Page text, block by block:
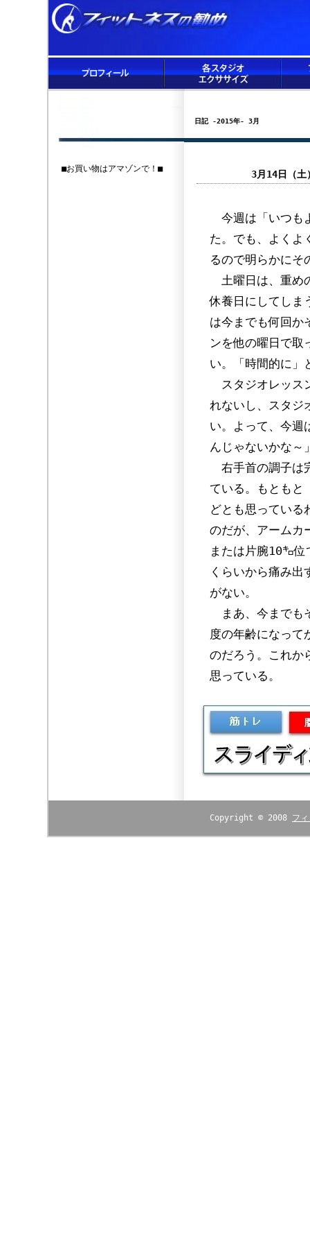
■お買い物はアマゾンで！■
日記 -2015年- 3月
3月14日（
今週は「いつも
た。でも、よくよ
るので明らかにそ
土曜日は、重め
休養日にしてしま
は今までも何回か
ンを他の曜日で取
い。「時間的に」
スタジオレッス
れないし、スタジ
い。よって、今週
んじゃないかな～
右手首の調子は
ている。もともと
どとも思っている
のだが、アームカ
または片腕10㌔
くらいから痛み
がない。
まあ、今までも
度の年齢になって
のだろう。これか
思っている。
Copyright © 2008 フ